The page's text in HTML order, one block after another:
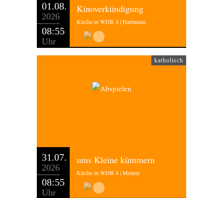
01.08.
2026
08:55
Uhr
Kinoverkündigung
Kirche in WDR 4 | Hartmann
katholisch
31.07.
2026
08:55
Uhr
ums Kleine kümmern
Kirche in WDR 4 | Meurer